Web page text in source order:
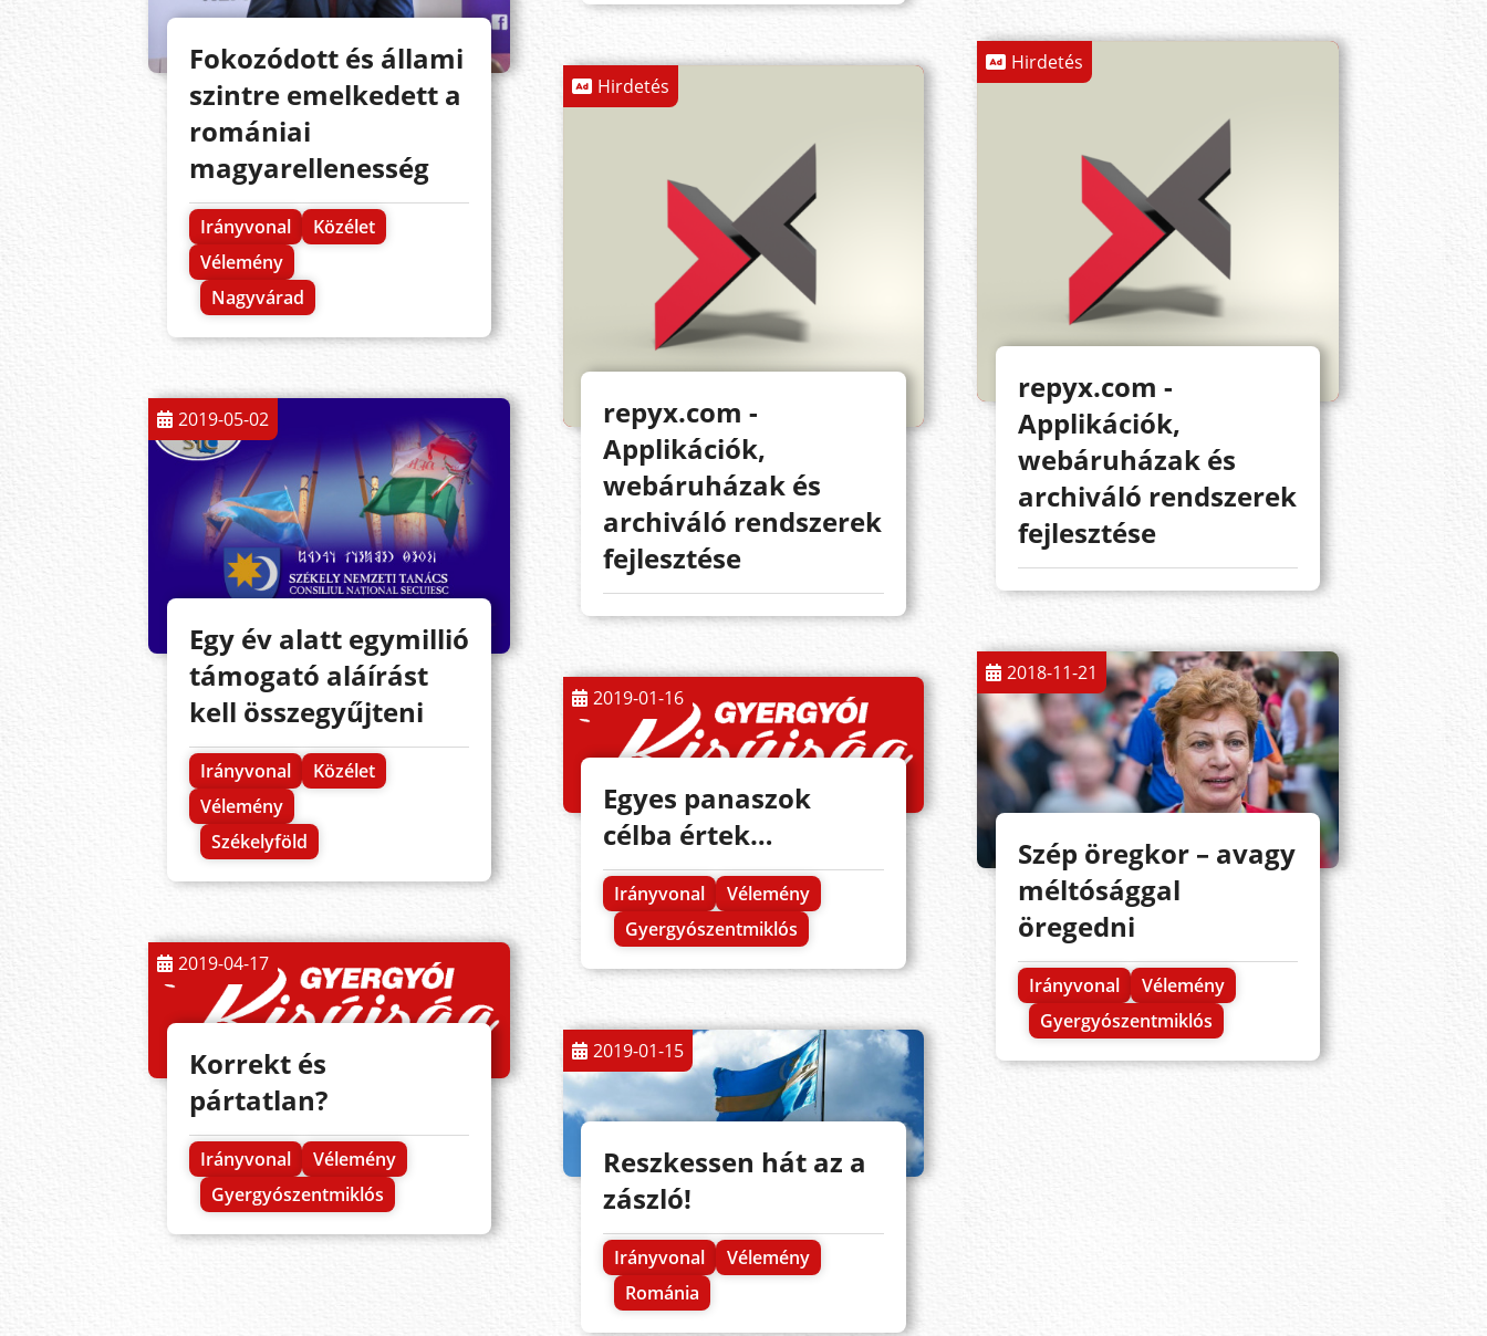
Fokozódott és állami
szintre emelkedett a
romániai
magyarellenesség
Irányvonal
Közélet
Vélemény
Nagyvárad
2019-05-02
Egy év alatt egymillió
támogató aláírást
kell összegyűjteni
Irányvonal
Közélet
Vélemény
Székelyföld
2019-04-17
Korrekt és
pártatlan?
Irányvonal
Vélemény
Gyergyószentmiklós
Hirdetés
repyx.com -
Applikációk,
webáruházak és
archiváló rendszerek
fejlesztése
2019-01-16
Egyes panaszok
célba értek…
Irányvonal
Vélemény
Gyergyószentmiklós
2019-01-15
Reszkessen hát az a
zászló!
Irányvonal
Vélemény
Románia
Hirdetés
repyx.com -
Applikációk,
webáruházak és
archiváló rendszerek
fejlesztése
2018-11-21
Szép öregkor – avagy
méltósággal
öregedni
Irányvonal
Vélemény
Gyergyószentmiklós